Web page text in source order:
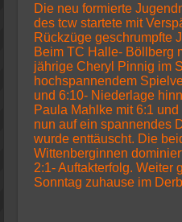
Die neu formierte
des tcw startete mit
Rückzüge geschrumpfte
Beim TC Halle- Böllberg
jährige Cheryl Pinnig im
hochspannendem
und 6:10- Niederlage
Paula Mahlke mit 6:1
nun auf ein spannendes
wurde enttäuscht. Die
Wittenberginnen
2:1- Auftakterfolg. Weiter
Sonntag zuhause im